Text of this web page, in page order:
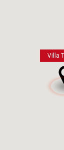
Villa